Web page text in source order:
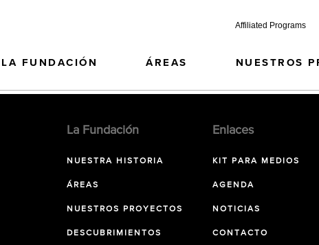
Affiliated Programs
LA FUNDACIÓN ÁREAS NUESTROS
La Fundación
NUESTRA HISTORIA
ÁREAS
NUESTROS PROYECTOS
DESCUBRIMIENTOS
Enlaces
KIT PARA MEDIOS
AGENDA
NOTICIAS
CONTACTO